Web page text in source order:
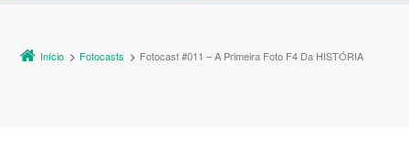
Início Fotocasts Fotocast #011 – A Primeira Foto F4 Da HISTÓRIA